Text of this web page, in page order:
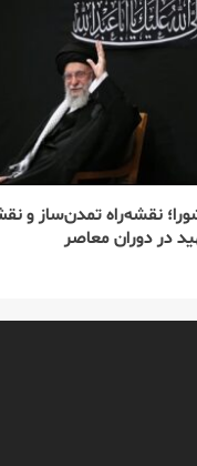
نقشه‌راه تمدن‌ساز و
در دوران معاصر